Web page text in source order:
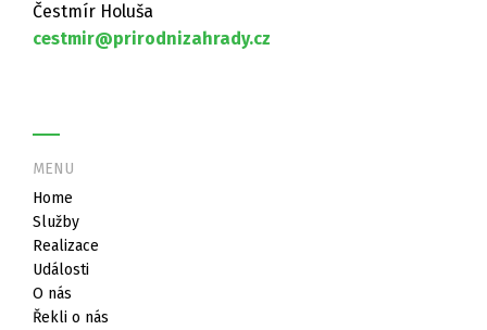
Čestmír Holuša
cestmir@prirodnizahrady.cz
MENU
Home
Služby
Realizace
Události
O nás
Řekli o nás